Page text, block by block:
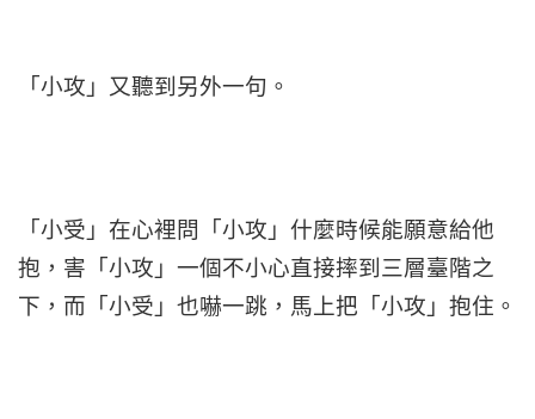
「小攻」又聽到另外一句。
「小受」在心裡問「小攻」什麼時候能願意給他
抱，害「小攻」一個不小心直接摔到三層臺階之
下，而「小受」也嚇一跳，馬上把「小攻」抱住。